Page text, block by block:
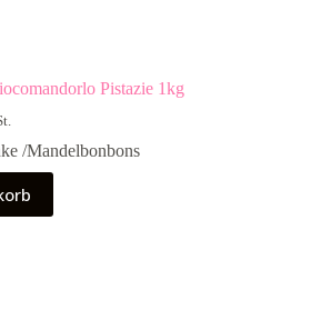
Pistazie 1kg
/Mandelbonbons